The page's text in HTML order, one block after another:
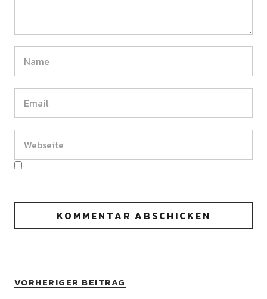
VORHERIGER BEITRAG